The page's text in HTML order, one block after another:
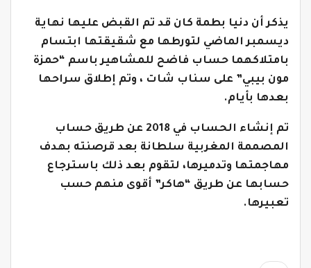
يذكر أن دنيا بطمة كان قد تم القبض عليها نهاية
ديسمبر الماضي لتورطها مع شقيقتها ابتسام
بامتلاكهما حساب فاضح للمشاهير باسم “حمزة
مون بيبي” على سناب شات ، وتم إطلاق سراحها
بعدها بأيام.
تم إنشاء الحساب في 2018 عن طريق حساب
المصممة المغربية سلطانة بعد قرصنته بهدف
مهاجمتها وتدميرها، لتقوم بعد ذلك باسترجاع
حسابها عن طريق “هاكر” أقوى منهم حسب
تعبيرها.